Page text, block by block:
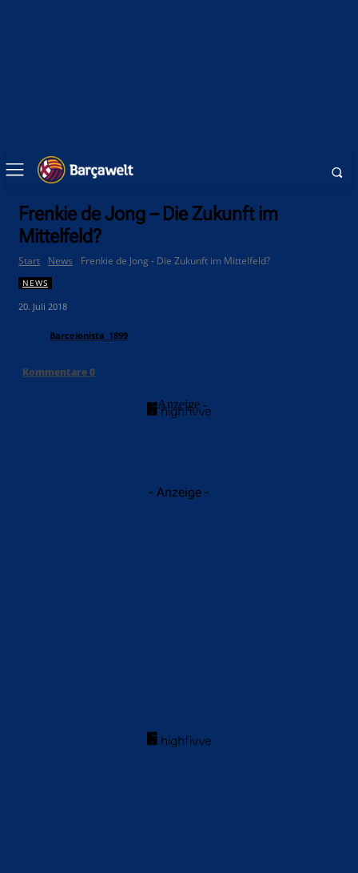
Frenkie de Jong – Die Zukunft im
Mittelfeld?
Start News Frenkie de Jong - Die Zukunft im Mittelfeld?
NEWS
20. Juli 2018
Barcelonista_1899
Kommentare0
- Anzeige -
- Anzeige -